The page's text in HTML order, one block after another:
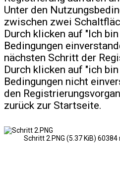
Unter den
zwischen zwei
Durch klicken auf "Ich
Bedingungen
nächsten Schritt der
Durch klicken auf "ich
Bedingungen nicht
den
zurück zur Startseite.
Schritt 2.PNG (5.37 KiB)